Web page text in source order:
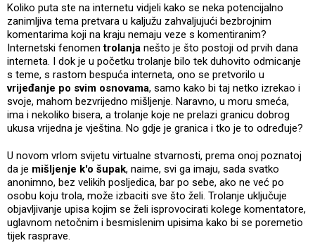
Koliko puta ste na internetu vidjeli kako se neka potencijalno
zanimljiva tema pretvara u kaljužu zahvaljujući bezbrojnim
komentarima koji na kraju nemaju veze s komentiranim?
Internetski fenomentrolanja nešto je što postoji od prvih dana
interneta. I dok je u početku trolanje bilo tek duhovito odmicanje
s teme, s rastom bespuća interneta, ono se pretvorilo u
vrijeđanje po svim osnovama, samo kako bi taj netko izrekao i
svoje, mahom bezvrijedno mišljenje. Naravno, u moru smeća,
ima i nekoliko bisera, a trolanje koje ne prelazi granicu dobrog
ukusa vrijedna je vještina. No gdje je granica i tko je to određuje?
U novom vrlom svijetu virtualne stvarnosti, prema onoj poznatoj
da je mišljenje k'o šupak, naime, svi ga imaju, sada svatko
anonimno, bez velikih posljedica, bar po sebe, ako ne već po
osobu koju trola, može izbaciti sve što želi. Trolanje uključuje
objavljivanje upisa kojim se želi isprovocirati kolege komentatore,
uglavnom netočnim i besmislenim upisima kako bi se poremetio
tijek rasprave.